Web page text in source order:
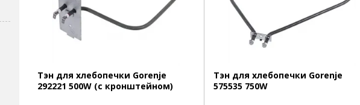
Тэн для хлебопечки Gorenje
292221 500W (с кронштейном)
Тэн для хлебопечки Gorenje
575535 750W